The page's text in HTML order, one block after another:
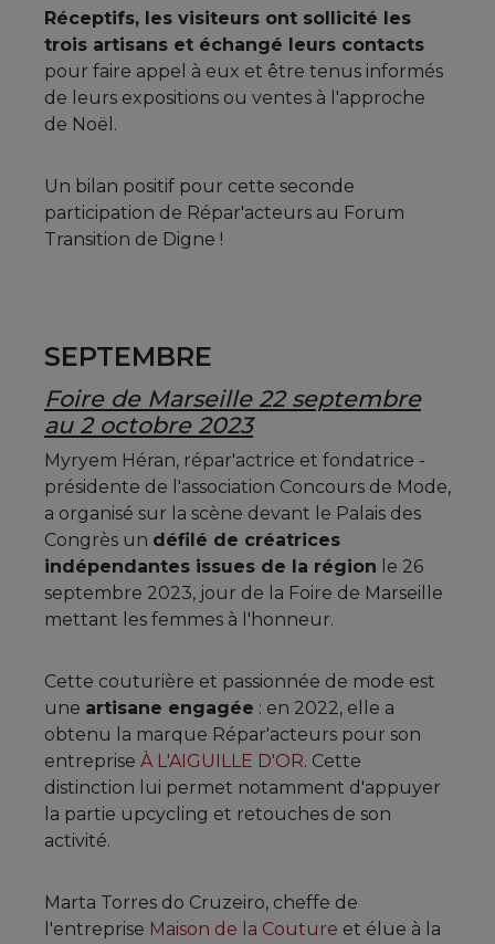
Réceptifs, les visiteurs ont sollicité les
trois artisans et échangé leurs contacts
pour faire appel à eux et être tenus informés
de leurs expositions ou ventes à l'approche
de Noël.
Un bilan positif pour cette seconde
participation de Répar'acteurs au Forum
Transition de Digne !
SEPTEMBRE
Foire de Marseille 22 septembre
au 2 octobre 2023
Myryem Héran, répar'actrice et fondatrice -
présidente de l'association Concours de Mode,
a organisé sur la scène devant le Palais des
Congrès un défilé de créatrices
indépendantes issues de la région le 26
septembre 2023, jour de la Foire de Marseille
mettant les femmes à l'honneur.
Cette couturière et passionnée de mode est
une artisane engagée : en 2022, elle a
obtenu la marque Répar'acteurs pour son
entreprise À L'AIGUILLE D'OR. Cette
distinction lui permet notamment d'appuyer
la partie upcycling et retouches de son
activité.
Marta Torres do Cruzeiro, cheffe de
l'entreprise Maison de la Couture et élue à la